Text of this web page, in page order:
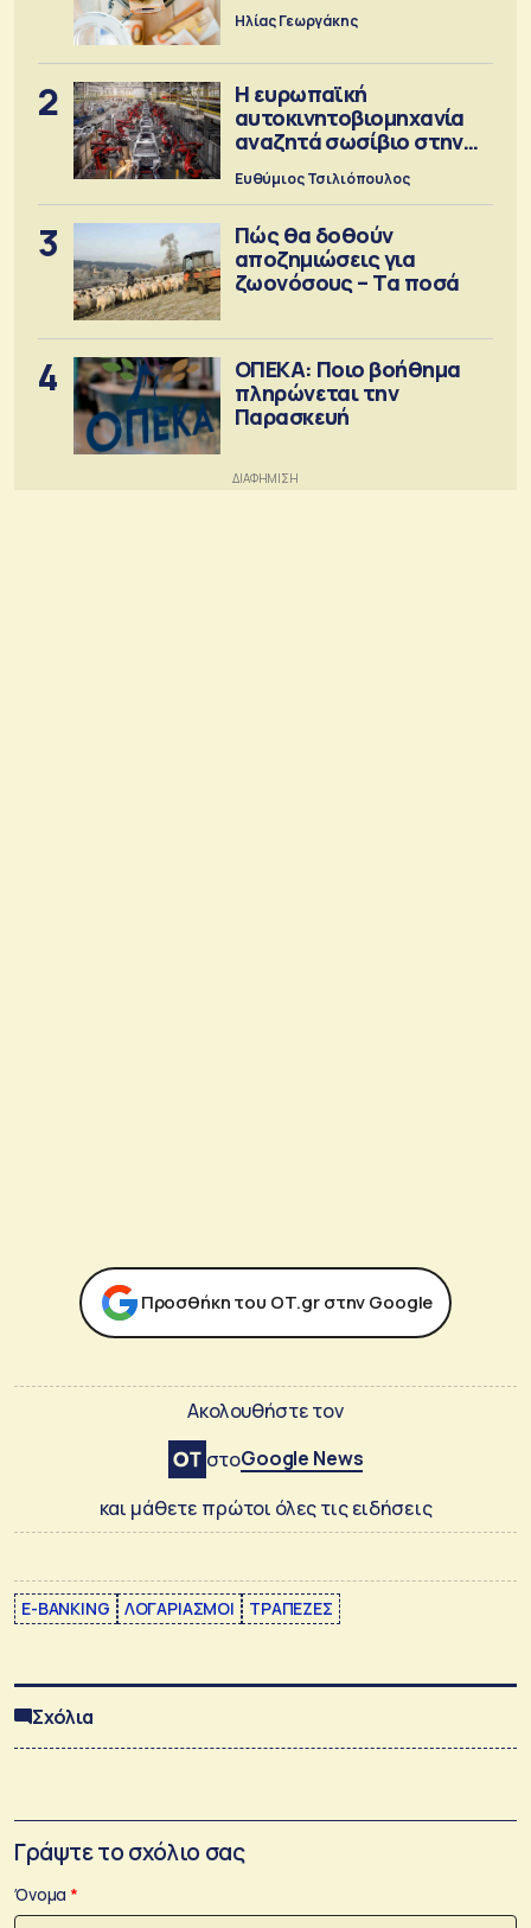
Ηλίας Γεωργάκης
2
Η ευρωπαϊκή
αυτοκινητοβιομηχανία
αναζητά σωσίβιο στην
Κίνα
Ευθύμιος Τσιλιόπουλος
3
Πώς θα δοθούν
αποζημιώσεις για
ζωονόσους – Τα ποσά
4
ΟΠΕΚΑ: Ποιο βοήθημα
πληρώνεται την
Παρασκευή
Προσθήκη του ΟΤ.gr στην Google
Ακολουθήστε τον
στοGoogle News
και μάθετε πρώτοι όλες τις ειδήσεις
E-BANKING ΛΟΓΑΡΙΑΣΜΟΙ ΤΡΑΠΕΖΕΣ
Σχόλια
Γράψτε το σχόλιο σας
Όνομα